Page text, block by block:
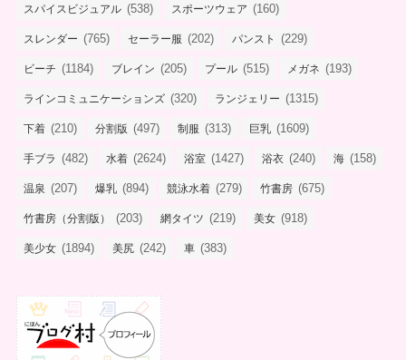
スパイスビジュアル (538) スポーツウェア (160)
スレンダー (765) セーラー服 (202) パンスト (229)
ビーチ (1184) ブレイン (205) プール (515) メガネ (193)
ラインコミュニケーションズ (320) ランジェリー (1315)
下着 (210) 分割版 (497) 制服 (313) 巨乳 (1609)
手ブラ (482) 水着 (2624) 浴室 (1427) 浴衣 (240) 海 (158)
温泉 (207) 爆乳 (894) 競泳水着 (279) 竹書房 (675)
竹書房（分割版） (203) 網タイツ (219) 美女 (918)
美少女 (1894) 美尻 (242) 車 (383)